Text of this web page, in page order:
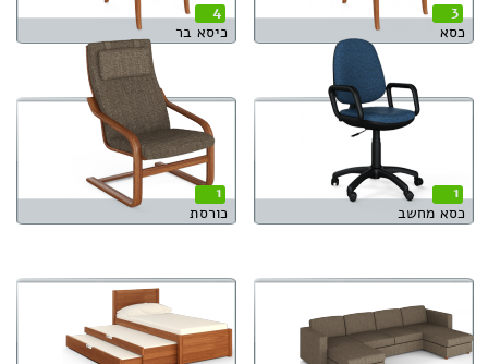
3
כסא
4
כיסא בר
1
כסא מחשב
1
כורסת